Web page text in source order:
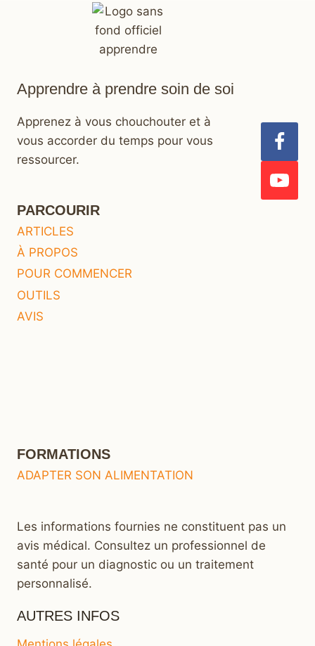
Apprendre à prendre soin de soi
Apprenez à vous chouchouter et à
vous accorder du temps pour vous
ressourcer.
PARCOURIR
ARTICLES
À PROPOS
POUR COMMENCER
OUTILS
AVIS
FORMATIONS
ADAPTER SON ALIMENTATION
Les informations fournies ne constituent pas un
avis médical. Consultez un professionnel de
santé pour un diagnostic ou un traitement
personnalisé.
AUTRES INFOS